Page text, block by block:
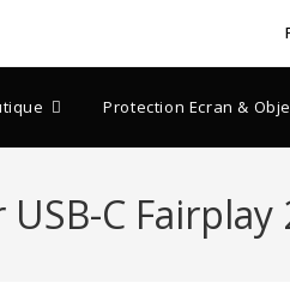
Protection Ecran &
C